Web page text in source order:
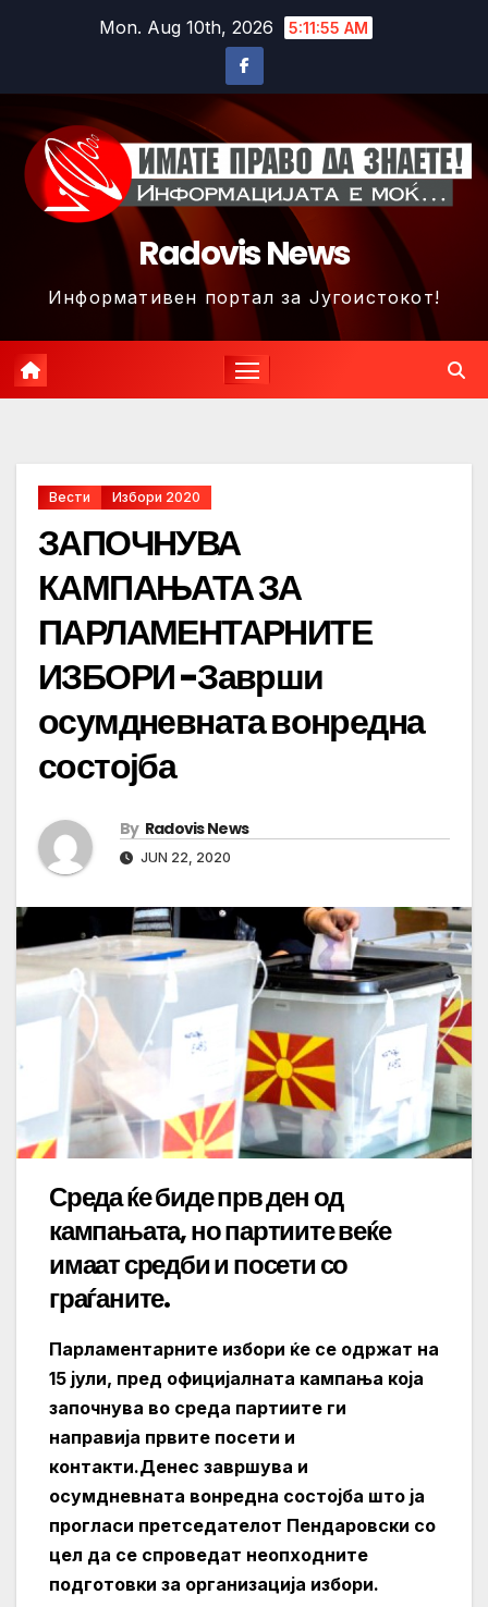
Mon. Aug 10th, 2026 5:11:58 AM
Radovis News
Информативен портал за Југоистокот!
Вести Избори 2020
ЗАПОЧНУВА
КАМПАЊАТА ЗА
ПАРЛАМЕНТАРНИТЕ
ИЗБОРИ -Заврши
осумдневната вонредна
состојба
By Radovis News
JUN 22, 2020
Среда ќе биде прв ден од
кампањата, но партиите веќе
имаат средби и посети со
граѓаните.
Парламентарните избори ќе се одржат на
15 јули, пред официјалната кампања која
започнува во среда партиите ги
направија првите посети и
контакти.Денес завршува и
осумдневната вонредна состојба што ја
прогласи претседателот Пендаровски со
цел да се спроведат неопходните
подготовки за организација избори.